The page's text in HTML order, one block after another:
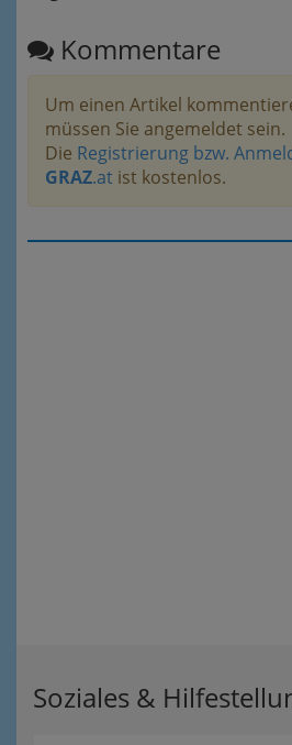
Kommentare
Um einen Artikel
müssen Sie angemeldet sein.
Die Registrierung bzw.
GRAZ.at ist kostenlos.
Soziales &